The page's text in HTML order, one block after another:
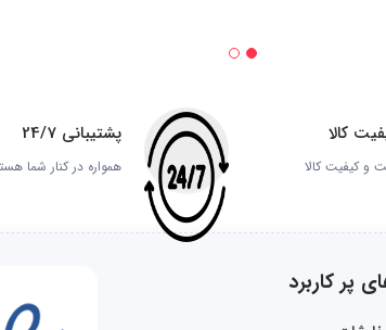
کالا
و کیفیت کالا
پشتیبانی 24/7
همواره در کنار شما
پر کاربرد